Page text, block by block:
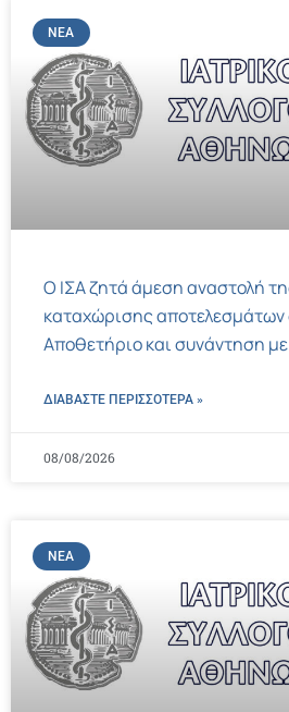
ΝΈΑ
Ο ΙΣΑ ζητά άμεση αναστολή
καταχώρισης
Αποθετήριο και συνάντηση
ΔΙΑΒΑΣΤΕ ΠΕΡΙΣΣΌΤΕΡΑ »
08/08/2026
ΝΈΑ